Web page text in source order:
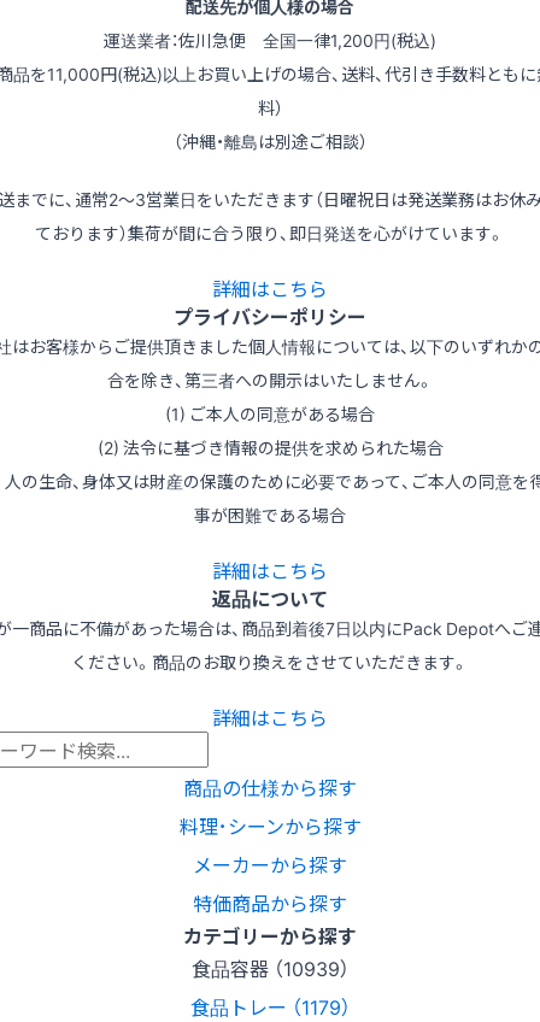
配送先が個人様の場合
運送業者：佐川急便 全国一律1,200円(税込)
品を11,000円(税込)以上お買い上げの場合、送料、代引き手数料とも
料）
（沖縄・離島は別途ご相談）
までに、通常2～3営業日をいただきます（日曜祝日は発送業務はお休
ております）集荷が間に合う限り、即日発送を心がけています。
詳細はこちら
プライバシーポリシー
はお客様からご提供頂きました個人情報については、以下のいずれか
合を除き、第三者への開示はいたしません。
(1) ご本人の同意がある場合
(2) 法令に基づき情報の提供を求められた場合
の生命、身体又は財産の保護のために必要であって、ご本人の同意を
事が困難である場合
詳細はこちら
返品について
一商品に不備があった場合は、商品到着後7日以内にPack Depotへご
ください。商品のお取り換えをさせていただきます。
詳細はこちら
商品の仕様から探す
料理･シーンから探す
メーカーから探す
特価商品から探す
カテゴリーから探す
食品容器 （10939）
食品トレー （1179）